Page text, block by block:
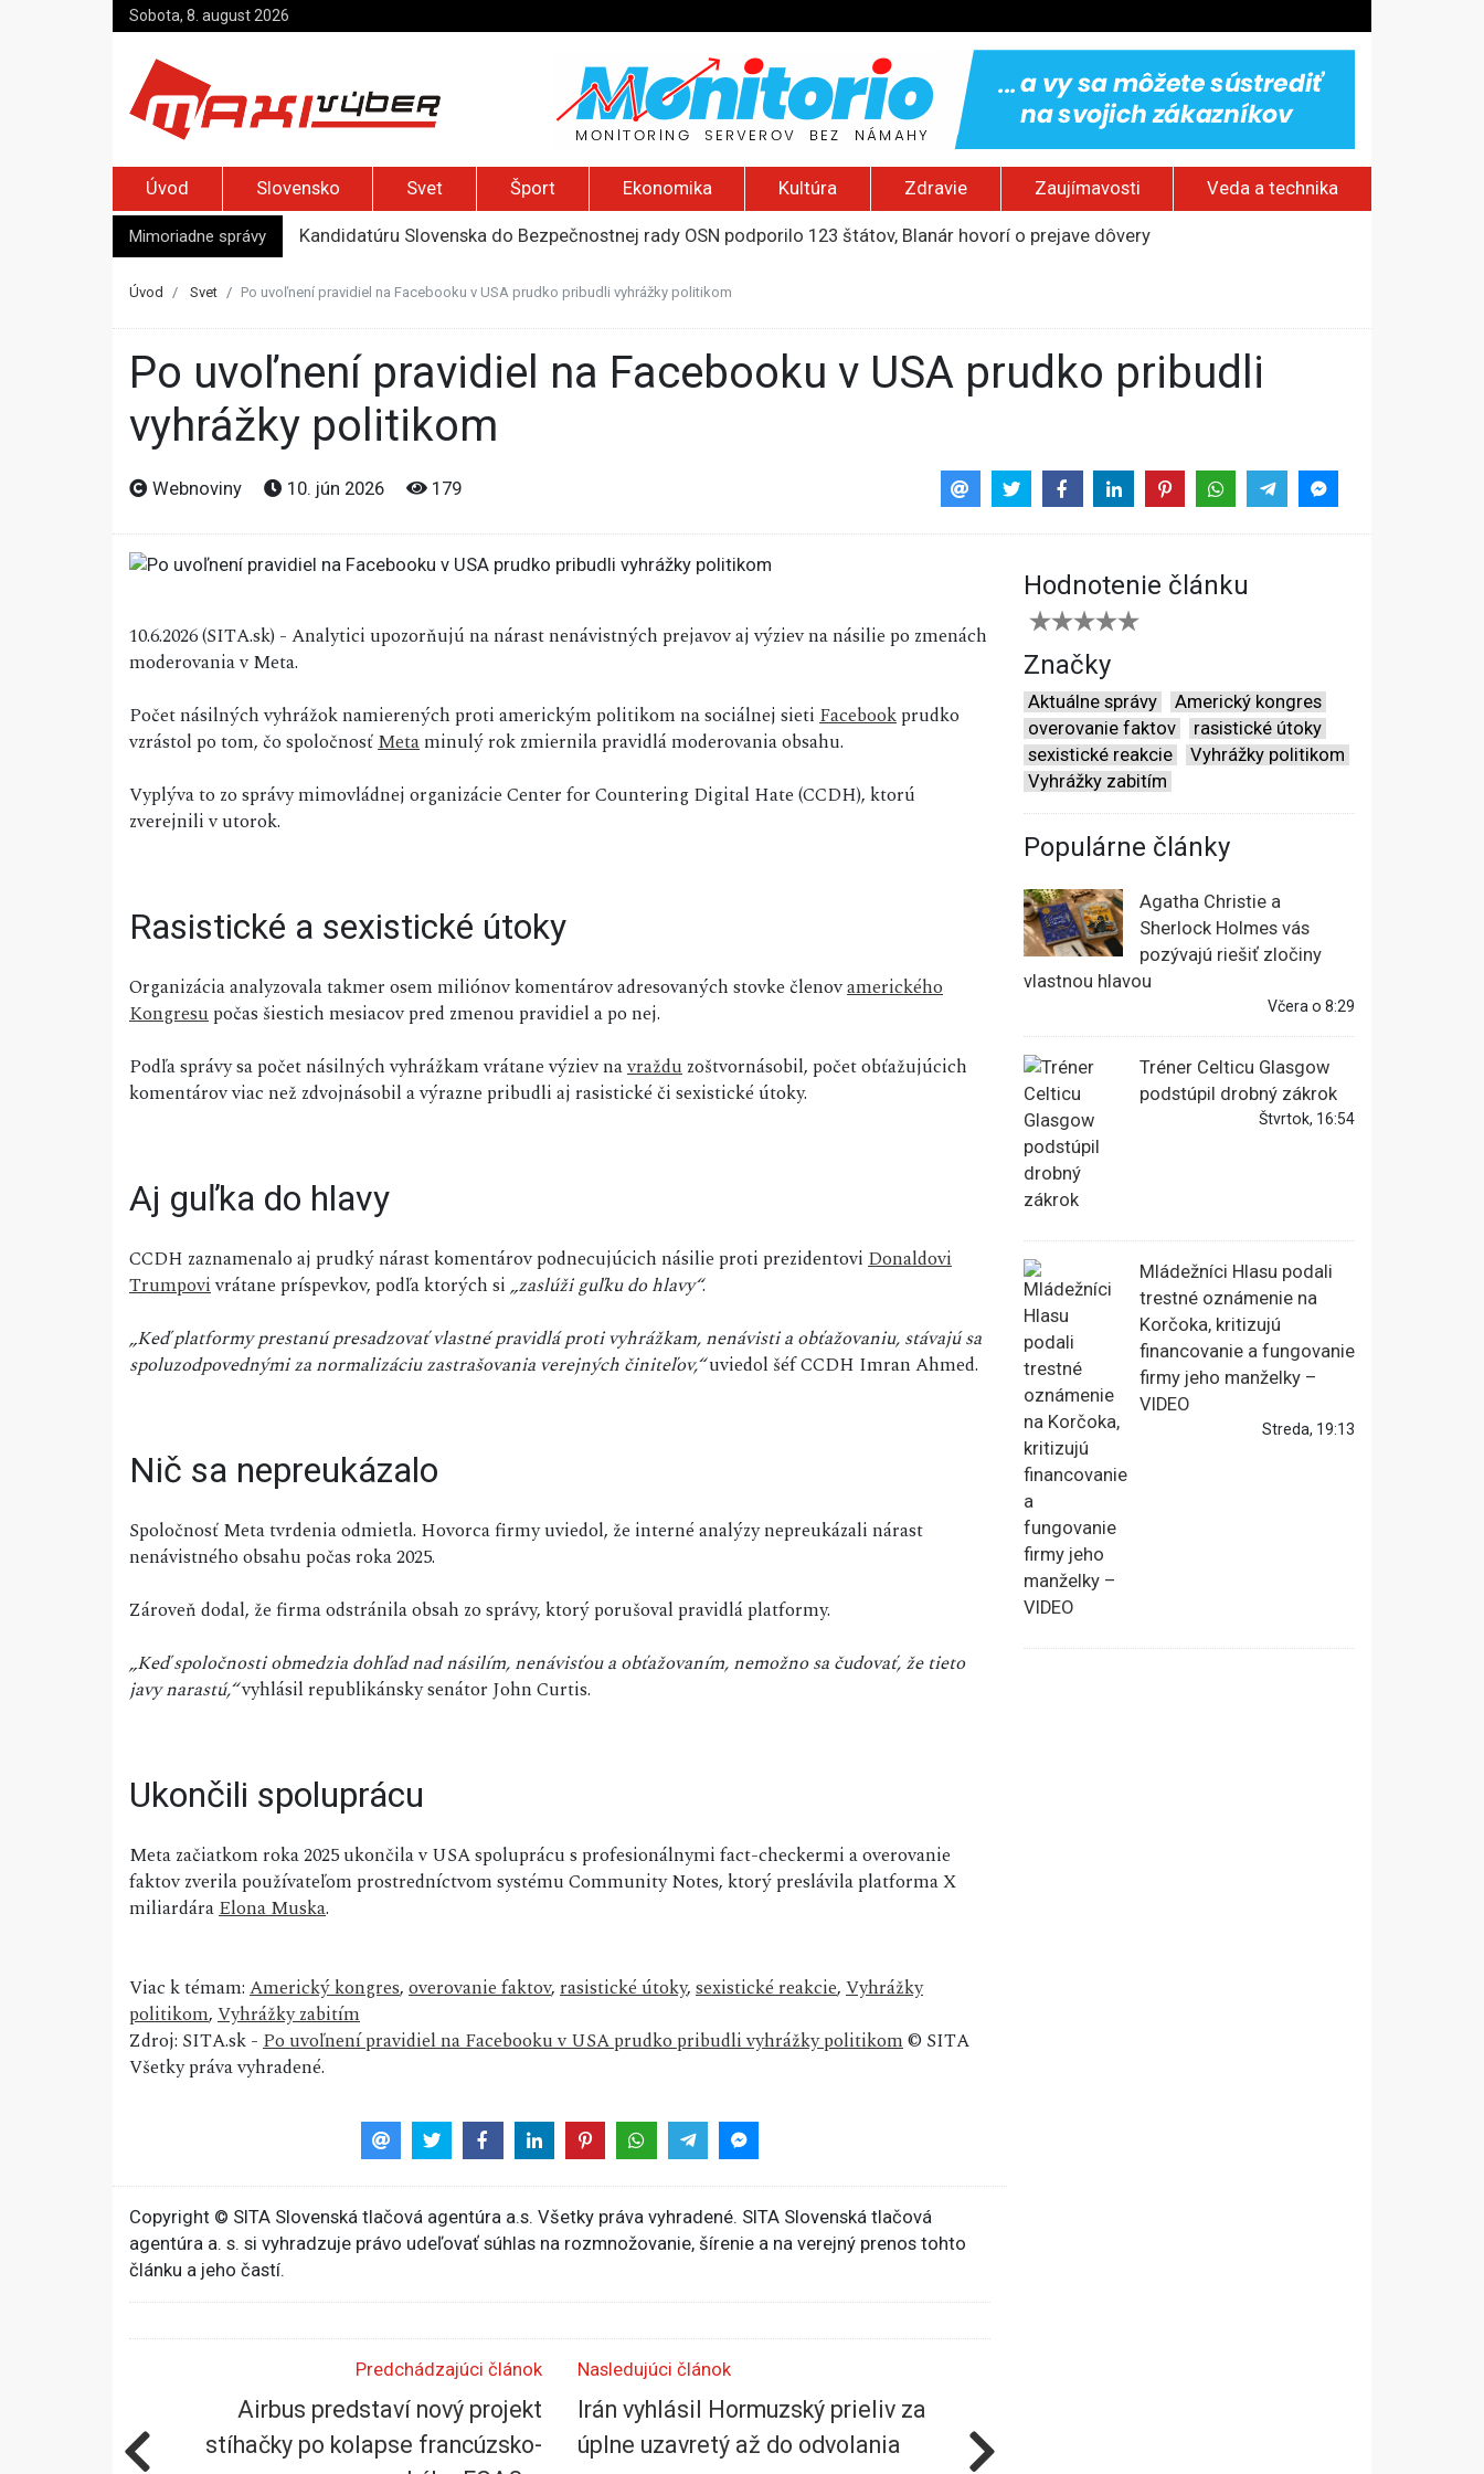
Sobota, 8. august 2026
Úvod Slovensko Svet Šport Ekonomika Kultúra Zdravie Zaujímavosti Veda a technika
Mimoriadne správy
Kandidatúru Slovenska do Bezpečnostnej rady OSN podporilo 123 štátov, Blanár hovorí o prejave dôvery
Pápež Lev XIV. sa vo Francúzsku stretne s obeťami sexuálneho zneužívania kňazmi
Úvod Svet Po uvoľnení pravidiel na Facebooku v USA prudko pribudli vyhrážky politikom
Po uvoľnení pravidiel na Facebooku v USA prudko pribudli
vyhrážky politikom
Webnoviny 10. jún 2026 179
10.6.2026 (SITA.sk) - Analytici upozorňujú na nárast nenávistných prejavov aj výziev na násilie po zmenách
moderovania v Meta.
Počet násilných vyhrážok namierených proti americkým politikom na sociálnej sietiFacebookprudko
vzrástol po tom, čo spoločnosťMetaminulý rok zmiernila pravidlá moderovania obsahu.
Vyplýva to zo správy mimovládnej organizácie Center for Countering Digital Hate (CCDH), ktorú
zverejnili v utorok.
Rasistické a sexistické útoky
Organizácia analyzovala takmer osem miliónov komentárov adresovaných stovke členovamerického
Kongresupočas šiestich mesiacov pred zmenou pravidiel a po nej.
Podľa správy sa počet násilných vyhrážkam vrátane výziev navražduzoštvornásobil, počet obťažujúcich
komentárov viac než zdvojnásobil a výrazne pribudli aj rasistické či sexistické útoky.
Aj guľka do hlavy
CCDH zaznamenalo aj prudký nárast komentárov podnecujúcich násilie proti prezidentoviDonaldovi
Trumpovivrátane príspevkov, podľa ktorých si„zaslúži guľku do hlavy“.
„Keď platformy prestanú presadzovať vlastné pravidlá proti vyhrážkam, nenávisti a obťažovaniu, stávajú sa
spoluzodpovednými za normalizáciu zastrašovania verejných činiteľov,“uviedol šéf CCDH Imran Ahmed.
Nič sa nepreukázalo
Spoločnosť Meta tvrdenia odmietla. Hovorca firmy uviedol, že interné analýzy nepreukázali nárast
nenávistného obsahu počas roka 2025.
Zároveň dodal, že firma odstránila obsah zo správy, ktorý porušoval pravidlá platformy.
„Keď spoločnosti obmedzia dohľad nad násilím, nenávisťou a obťažovaním, nemožno sa čudovať, že tieto
javy narastú,“vyhlásil republikánsky senátor John Curtis.
Ukončili spoluprácu
Meta začiatkom roka 2025 ukončila v USA spoluprácu s profesionálnymi fact-checkermi a overovanie
faktov zverila používateľom prostredníctvom systému Community Notes, ktorý preslávila platforma X
miliardáraElona Muska.
Viac k témam:Americký kongres,overovanie faktov,rasistické útoky,sexistické reakcie,Vyhrážky
politikom,Vyhrážky zabitím
Zdroj: SITA.sk -Po uvoľnení pravidiel na Facebooku v USA prudko pribudli vyhrážky politikom© SITA
Všetky práva vyhradené.
Hodnotenie článku
Značky
Aktuálne správy
Americký kongres
overovanie faktov
rasistické útoky
sexistické reakcie
Vyhrážky politikom
Vyhrážky zabitím
Populárne články
Agatha Christie a
Sherlock Holmes vás
pozývajú riešiť zločiny
vlastnou hlavou
Včera o 8:29
Tréner Celticu Glasgow
podstúpil drobný zákrok
Štvrtok, 16:54
Mládežníci Hlasu podali
trestné oznámenie na
Korčoka, kritizujú
financovanie a fungovanie
firmy jeho manželky –
VIDEO
Streda, 19:13
Copyright © SITA Slovenská tlačová agentúra a.s. Všetky práva vyhradené. SITA Slovenská tlačová
agentúra a. s. si vyhradzuje právo udeľovať súhlas na rozmnožovanie, šírenie a na verejný prenos tohto
článku a jeho častí.
Predchádzajúci článok
Airbus predstaví nový projekt
stíhačky po kolapse francúzsko-
Nasledujúci článok
Irán vyhlásil Hormuzský prieliv za
úplne uzavretý až do odvolania